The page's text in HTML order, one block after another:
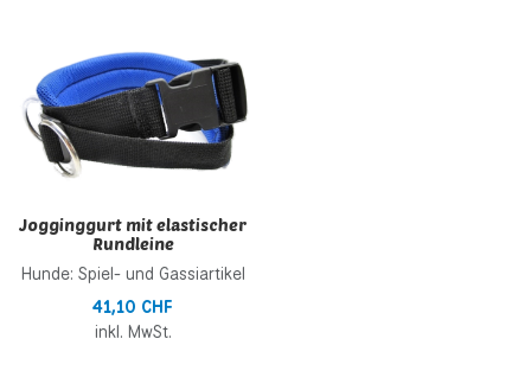
Jogginggurt mit elastischer
Rundleine
Hunde: Spiel- und Gassiartikel
41,10 CHF
inkl. MwSt.